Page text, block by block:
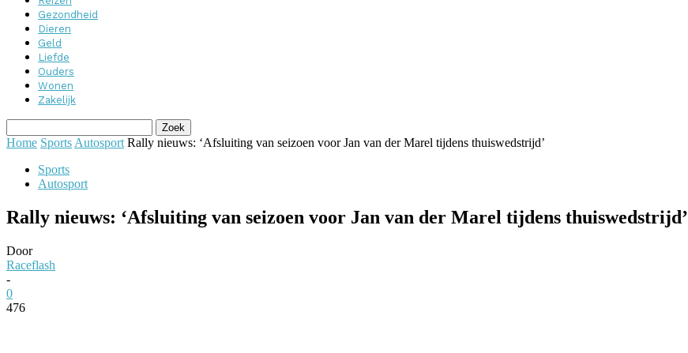
Gezondheid
Dieren
Geld
Liefde
Ouders
Wonen
Zakelijk
Home Sports Autosport Rally nieuws: ‘Afsluiting van seizoen voor Jan van der Marel tijdens thuiswedstrijd’
Sports
Autosport
Rally nieuws: ‘Afsluiting van seizoen voor Jan van der Marel tijdens thuiswedstrijd’
Door
Raceflash
-
0
476